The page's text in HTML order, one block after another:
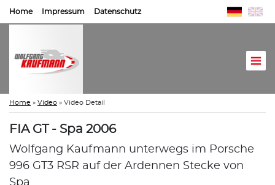
Home Impressum Datenschutz
Home » Video » Video Detail
FIA GT - Spa 2006
Wolfgang Kaufmann unterwegs im Porsche
996 GT3 RSR auf der Ardennen Stecke von
Spa.